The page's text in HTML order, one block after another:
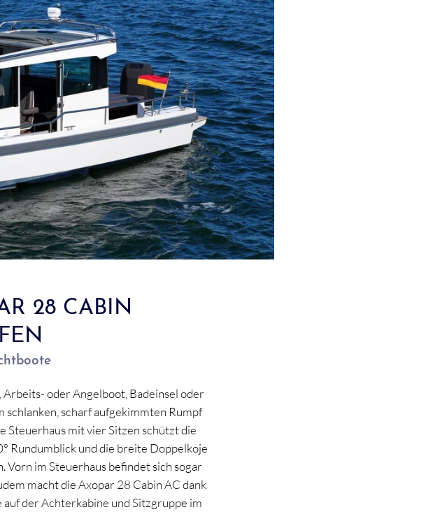
28 CABIN
oder Angelboot, Badeinsel oder
scharf aufgekimmten Rumpf
Steuerhaus mit vier Sitzen schützt die
Rundumblick und die breite Doppelkoje
Vorn im Steuerhaus befindet sich sogar
macht die Axopar 28 Cabin AC dank
der Achterkabine und Sitzgruppe im